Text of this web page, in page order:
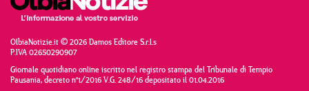
OlbiaNotizie.it © 2026 Damos Editore S.r.l.s
P.IVA 02650290907
Giornale quotidiano online iscritto nel registro stampa del Tribunale di Tempio
Pausania, decreto n°1/2016 V.G. 248/16 depositato il 01.04.2016